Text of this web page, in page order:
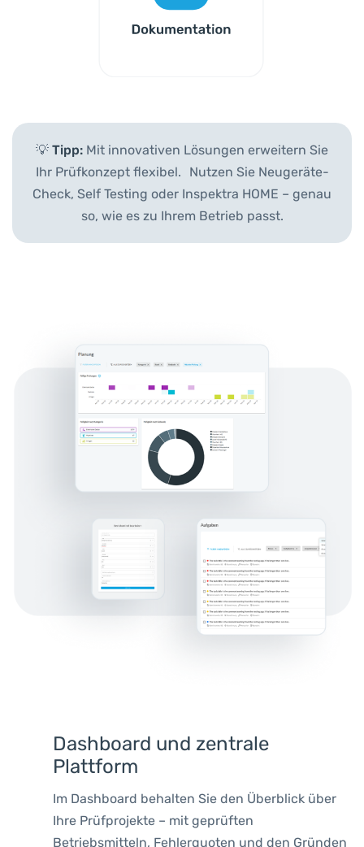
💡 Tipp: Mit innovativen Lösungen erweitern Sie
Ihr Prüfkonzept flexibel. Nutzen Sie Neugeräte-
Check, Self Testing oder Inspektra HOME – genau
so, wie es zu Ihrem Betrieb passt.
Dashboard und zentrale
Plattform
Im Dashboard behalten Sie den Überblick über
Ihre Prüfprojekte – mit geprüften
Betriebsmitteln, Fehlerquoten und den Gründen